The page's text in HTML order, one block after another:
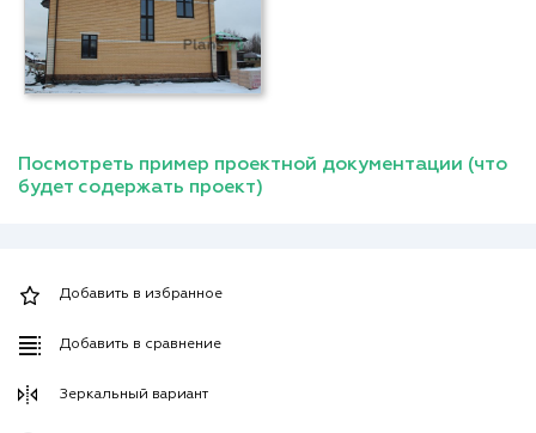
Посмотреть пример проектной документации (что
будет содержать проект)
Добавить в избранное
Добавить в сравнение
Зеркальный вариант